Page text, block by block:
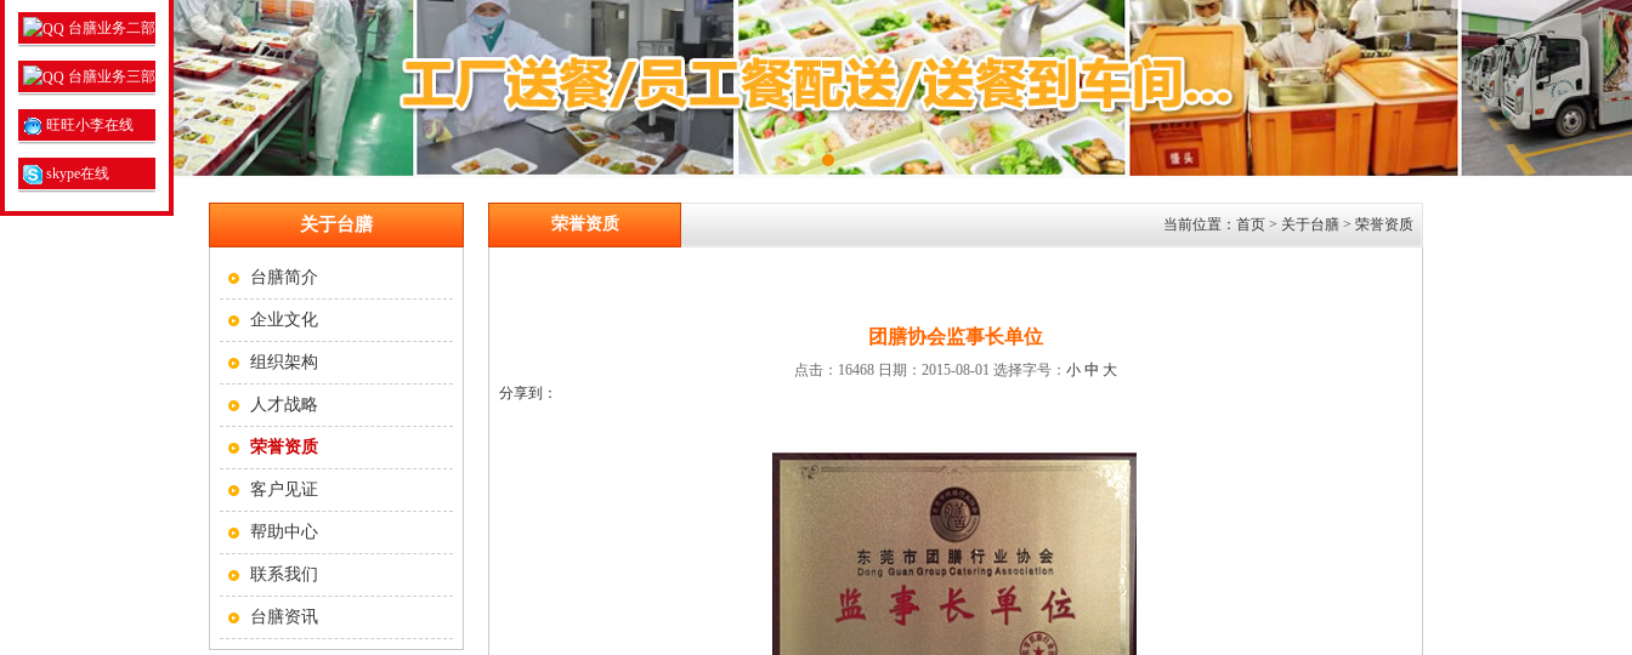
关于台膳
台膳简介
企业文化
组织架构
人才战略
荣誉资质
客户见证
帮助中心
联系我们
台膳资讯
荣誉资质 当前位置： 首页 > 关于台膳 > 荣誉资质
团膳协会监事长单位
点击：16468 日期：2015-08-01 选择字号： 小 中 大
分享到：
台膳业务二部
台膳业务三部
旺旺小李在线
skype在线